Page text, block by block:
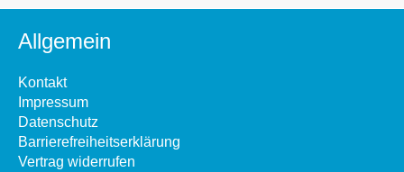
Allgemein
Kontakt
Impressum
Datenschutz
Barrierefreiheitserklärung
Vertrag widerrufen